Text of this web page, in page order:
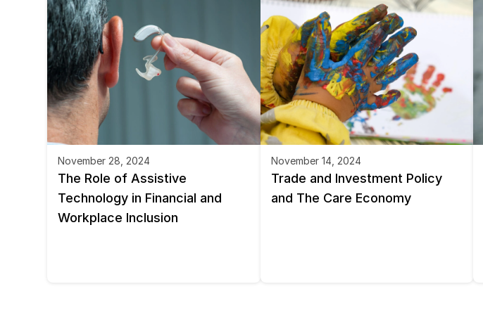
November 28, 2024
The Role of Assistive
Technology in Financial and
Workplace Inclusion
November 14, 2024
Trade and Investment Policy
and The Care Economy